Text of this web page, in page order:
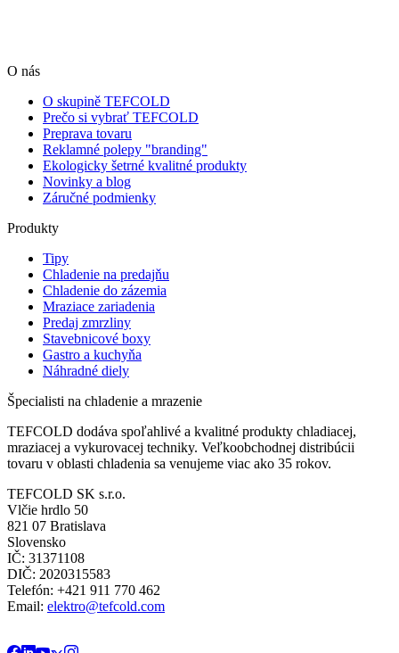
O nás
O skupině TEFCOLD
Prečo si vybrať TEFCOLD
Preprava tovaru
Reklamné polepy "branding"
Ekologicky šetrné kvalitné produkty
Novinky a blog
Záručné podmienky
Produkty
Tipy
Chladenie na predajňu
Chladenie do zázemia
Mraziace zariadenia
Predaj zmrzliny
Stavebnicové boxy
Gastro a kuchyňa
Náhradné diely
Špecialisti na chladenie a mrazenie
TEFCOLD dodáva spoľahlivé a kvalitné produkty chladiacej,
mraziacej a vykurovacej techniky. Veľkoobchodnej distribúcii
tovaru v oblasti chladenia sa venujeme viac ako 35 rokov.
TEFCOLD SK s.r.o.
Vlčie hrdlo 50
821 07 Bratislava
Slovensko
IČ: 31371108
DIČ: 2020315583
Telefón: +421 911 770 462
Email: elektro@tefcold.com